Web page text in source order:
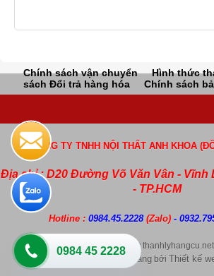
Chính sách vận chuyển Hình thức
sách Đổi trả hàng hóa
Chính sách
CÔNG TY TNHH NỘI THẤT ANH KHOA
Địa chỉ : D20 Đường Võ Văn Vân - Vĩnh
- TP.HCM
Hotline : 0984.45.2228 (Zalo) -
Copyright by
Thiết kế web bán hàng bởi Thiết kế
0984 45 2228